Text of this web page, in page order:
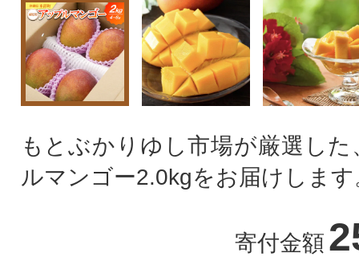
もとぶかりゆし市場が厳選し
ルマンゴー2.0kgをお届けします
寄付金額